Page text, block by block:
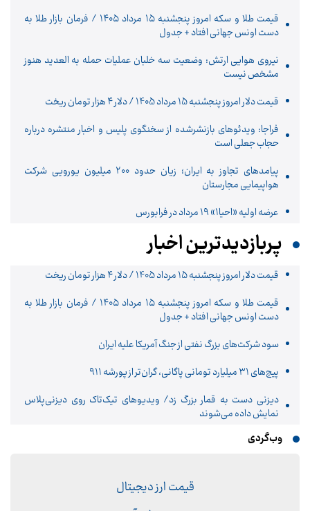
قیمت طلا و سکه امروز پنجشنبه ۱۵ مرداد ۱۴۰۵ / فرمان بازار طلا به
دست اونس جهانی افتاد + جدول
نیروی هوایی ارتش: وضعیت سه خلبان عملیات حمله به العدید هنوز
مشخص نیست
قیمت دلار امروز پنجشنبه 15 مرداد 1405 / دلار ۴ هزار تومان ریخت
فراجا: ویدئوهای بازنشرشده از سخنگوی پلیس و اخبار منتشره درباره
حجاب جعلی است
پیامدهای تجاوز به ایران؛ زیان حدود ۲۰۰ میلیون یورویی شرکت
هواپیمایی مجارستان
عرضه اولیه «احیا۱» ۱۹ مرداد در فرابورس
پربازدیدترین اخبار
قیمت دلار امروز پنجشنبه 15 مرداد 1405 / دلار ۴ هزار تومان ریخت
قیمت طلا و سکه امروز پنجشنبه ۱۵ مرداد ۱۴۰۵ / فرمان بازار طلا به
دست اونس جهانی افتاد + جدول
سود شرکت‌های بزرگ نفتی از جنگ آمریکا علیه ایران
پیچ‌های ۳۱ میلیارد تومانی پاگانی، گران‌تر از پورشه ۹۱۱
دیزنی دست به قمار بزرگ زد/ ویدیوهای تیک‌تاک روی دیزنی‌پلاس
نمایش داده می‌شوند
وب‌گردی
قیمت ارز دیجیتال